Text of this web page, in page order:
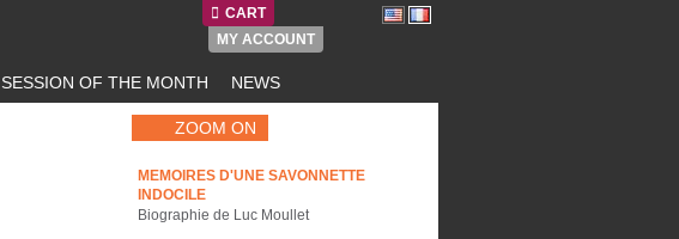
CART
MY ACCOUNT
SESSION OF THE MONTH NEWS
ZOOM ON
MEMOIRES D'UNE SAVONNETTE
INDOCILE
Biographie de Luc Moullet